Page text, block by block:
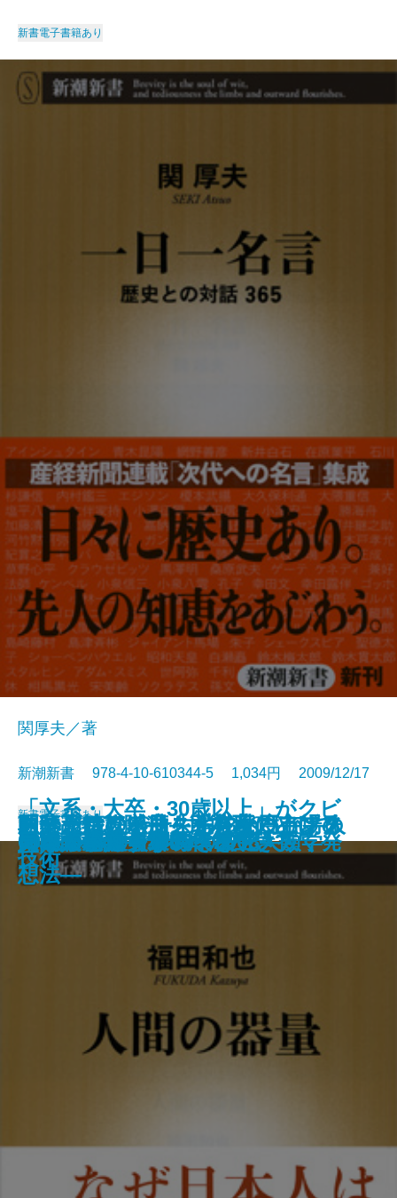
日本の食欲、世界で第何位？
おへそはなぜ一生消えないか―人
体の謎を解く―
自分だけの一冊―北村薫のアンソ
ロジー教室―
民主党代議士の作られ方
あの素晴しい曲をもう一度―フォ
ークからJポップまで―
医薬品クライシス―78兆円市場の
激震―
テレビ局の裏側
朝鮮人特攻隊―「日本人」として
死んだ英霊たち―
戦後落語史
新書電子書籍あり
一日一名言―歴史との対話365―
関厚夫／著
新潮新書 978-4-10-610344-5 1,034円 2009/12/17
新書電子書籍あり
人間の器量
日本辺境論
グルメの嘘
60歳からの青春18きっぷ
「メール好感度」を格段に上げる
技術
「文系・大卒・30歳以上」がクビ
になる―大失業時代を生き抜く発
想法―
日本語教のすすめ
ギャルとギャル男の文化人類学
同い年事典―1900～2008―
日本人が知らない幸福